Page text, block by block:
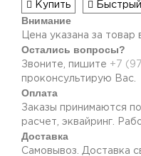
Купить Быстрый
Внимание
Цена указана за товар
Остались вопросы?
Звоните, пишите +7
проконсультирую Вас.
Оплата
Заказы принимаются
расчет, эквайринг.
Доставка
Самовывоз. Доставка